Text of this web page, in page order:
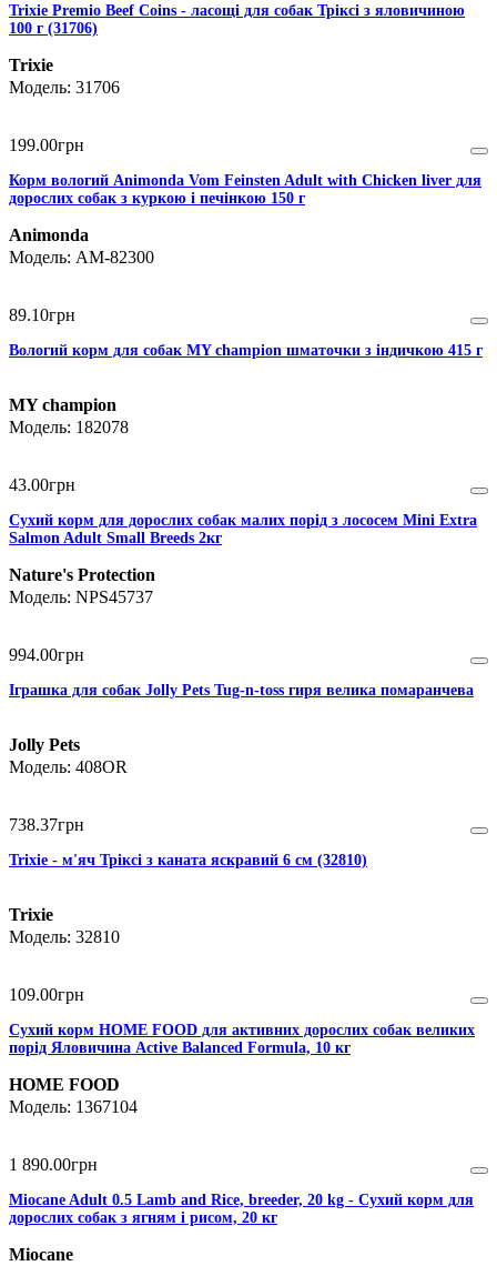
Trixie Premio Beef Coins - ласощі для собак Тріксі з яловичиною
100 г (31706)
Trixie
31706
199.00грн
Корм вологий Animonda Vom Feinsten Adult with Chicken liver для
дорослих собак з куркою і печінкою 150 г
Animonda
AM-82300
89.10грн
Вологий корм для собак MY champion шматочки з індичкою 415 г
MY champion
182078
43.00грн
Сухий корм для дорослих собак малих порід з лососем Mini Extra
Salmon Adult Small Breeds 2кг
Nature's Protection
NPS45737
994.00грн
Іграшка для собак Jolly Pets Tug-n-toss гиря велика помаранчева
Jolly Pets
408OR
738.37грн
Trixie - м'яч Тріксі з каната яскравий 6 см (32810)
Trixie
32810
109.00грн
Сухий корм HOME FOOD для активних дорослих собак великих
порід Яловичина Active Balanced Formula, 10 кг
HOME FOOD
1367104
1 890.00грн
Miocane Adult 0.5 Lamb and Rice, breeder, 20 kg - Сухий корм для
дорослих собак з ягням і рисом, 20 кг
Miocane